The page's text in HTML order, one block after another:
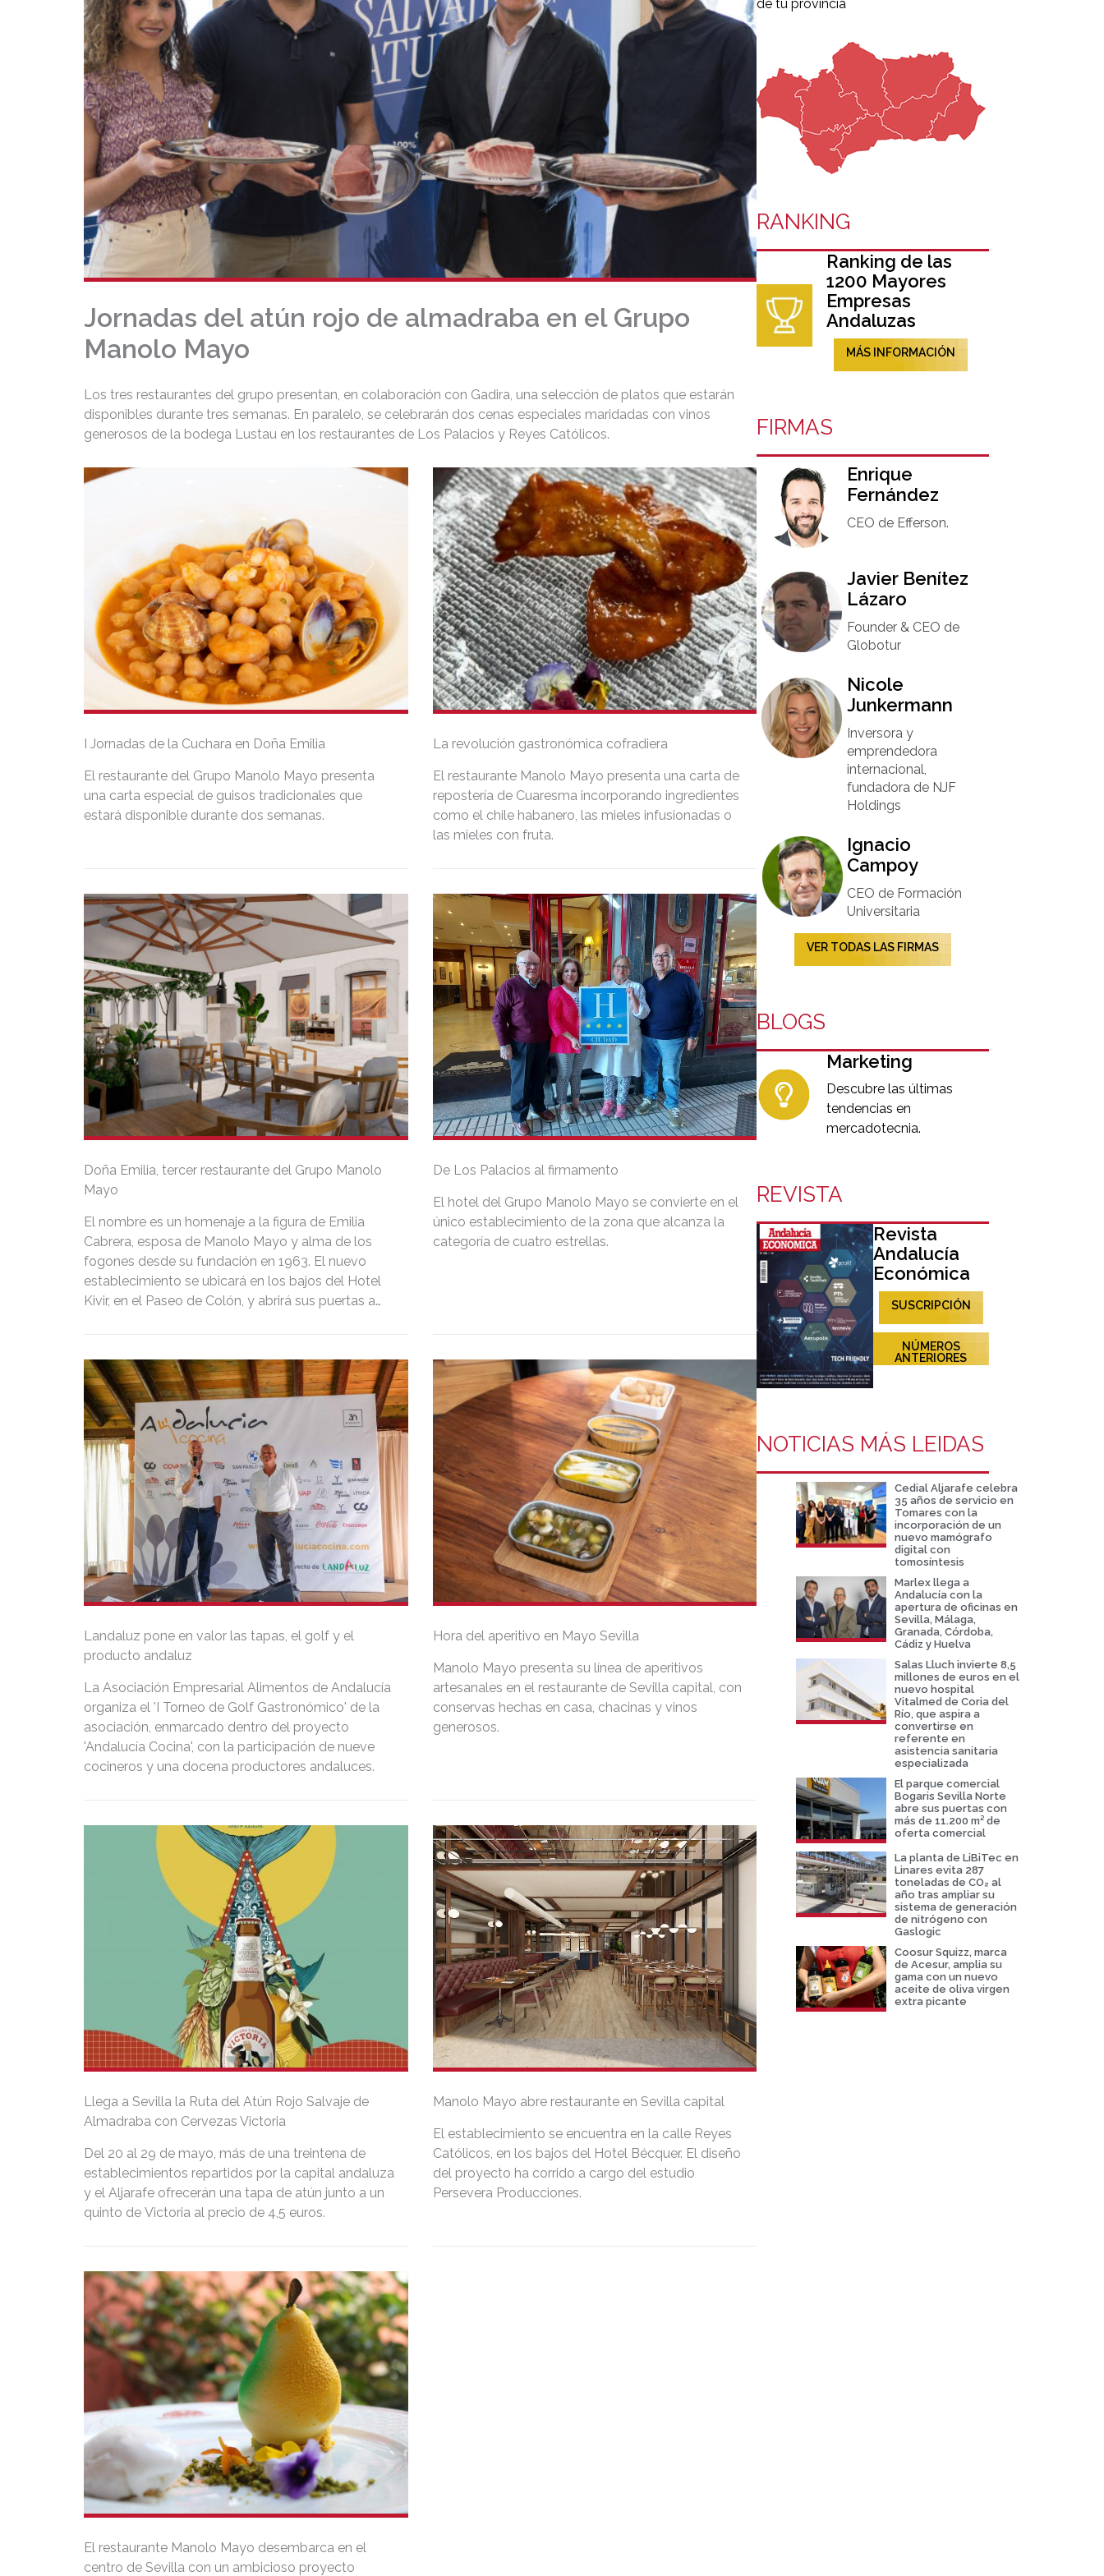
Jornadas del atún rojo de almadraba en el Grupo
Manolo Mayo
Los tres restaurantes del grupo presentan, en colaboración con Gadira, una selección de platos que estarán
disponibles durante tres semanas. En paralelo, se celebrarán dos cenas especiales maridadas con vinos
generosos de la bodega Lustau en los restaurantes de Los Palacios y Reyes Católicos.
I Jornadas de la Cuchara en Doña Emilia
El restaurante del Grupo Manolo Mayo presenta
una carta especial de guisos tradicionales que
estará disponible durante dos semanas.
La revolución gastronómica cofradiera
El restaurante Manolo Mayo presenta una carta de
repostería de Cuaresma incorporando ingredientes
como el chile habanero, las mieles infusionadas o
las mieles con fruta.
Doña Emilia, tercer restaurante del Grupo Manolo
Mayo
El nombre es un homenaje a la figura de Emilia
Cabrera, esposa de Manolo Mayo y alma de los
fogones desde su fundación en 1963. El nuevo
establecimiento se ubicará en los bajos del Hotel
Kivir, en el Paseo de Colón, y abrirá sus puertas a
De Los Palacios al firmamento
El hotel del Grupo Manolo Mayo se convierte en el
único establecimiento de la zona que alcanza la
categoría de cuatro estrellas.
Landaluz pone en valor las tapas, el golf y el
producto andaluz
La Asociación Empresarial Alimentos de Andalucía
organiza el 'I Torneo de Golf Gastronómico' de la
asociación, enmarcado dentro del proyecto
'Andalucía Cocina', con la participación de nueve
cocineros y una docena productores andaluces.
Hora del aperitivo en Mayo Sevilla
Manolo Mayo presenta su línea de aperitivos
artesanales en el restaurante de Sevilla capital, con
conservas hechas en casa, chacinas y vinos
generosos.
Llega a Sevilla la Ruta del Atún Rojo Salvaje de
Almadraba con Cervezas Victoria
Del 20 al 29 de mayo, más de una treintena de
establecimientos repartidos por la capital andaluza
y el Aljarafe ofrecerán una tapa de atún junto a un
quinto de Victoria al precio de 4,5 euros.
Manolo Mayo abre restaurante en Sevilla capital
El establecimiento se encuentra en la calle Reyes
Católicos, en los bajos del Hotel Bécquer. El diseño
del proyecto ha corrido a cargo del estudio
Persevera Producciones.
El restaurante Manolo Mayo desembarca en el
centro de Sevilla con un ambicioso proyecto
de tu provincia
RANKING
Ranking de las
1200 Mayores
Empresas
Andaluzas
MÁS INFORMACIÓN
FIRMAS
Enrique
Fernández
CEO de Efferson.
Javier Benítez
Lázaro
Founder & CEO de
Globotur​
Nicole
Junkermann​
Inversora y
emprendedora
internacional,
fundadora de NJF
Holdings
Ignacio
Campoy​
CEO de Formación
Universitaria​
VER TODAS LAS FIRMAS
BLOGS
Marketing
Descubre las últimas
tendencias en
mercadotecnia.
REVISTA
Revista
Andalucía
Económica
SUSCRIPCIÓN
NÚMEROS
ANTERIORES
NOTICIAS MÁS LEIDAS
Cedial Aljarafe celebra
35 años de servicio en
Tomares con la
incorporación de un
nuevo mamógrafo
digital con
tomosíntesis
Marlex llega a
Andalucía con la
apertura de oficinas en
Sevilla, Málaga,
Granada, Córdoba,
Cádiz y Huelva
Salas Lluch invierte 8,5
millones de euros en el
nuevo hospital
Vitalmed de Coria del
Río, que aspira a
convertirse en
referente en
asistencia sanitaria
especializada
El parque comercial
Bogaris Sevilla Norte
abre sus puertas con
más de 11.200 m² de
oferta comercial
La planta de LiBiTec en
Linares evita 287
toneladas de CO₂ al
año tras ampliar su
sistema de generación
de nitrógeno con
Gaslogic
Coosur Squizz, marca
de Acesur, amplia su
gama con un nuevo
aceite de oliva virgen
extra picante